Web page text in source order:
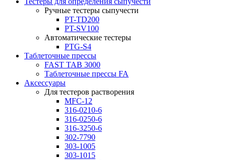
Ручные тестеры сыпучести
PT-TD200
PT-SV100
Автоматические тестеры
PTG-S4
Таблеточные прессы
FAST TAB 3000
Таблеточные прессы FA
Аксессуары
Для тестеров растворения
MFC-12
316-0210-6
316-0250-6
316-3250-6
302-7790
303-1005
303-1015